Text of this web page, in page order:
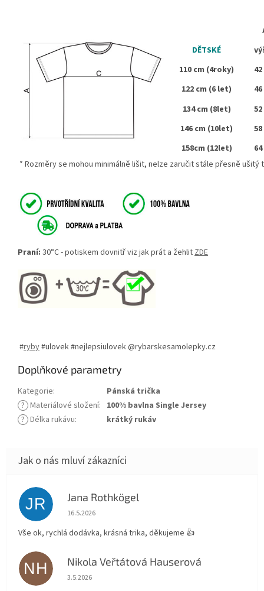
DĚTSKÉ
110 cm (4roky)
122 cm (6 let)
134 cm (8let)
146 cm (10let)
158cm (12let)
* Rozměry se mohou minimálně lišit, nelze zaručit stále přesně ušitý
Praní: 30°C - potiskem dovnitř viz jak prát a žehlit ZDE
#ryby#ulovek #nejlepsiulovek @rybarskesamolepky.cz
Doplňkové parametry
Kategorie:
Pánská trička
? Materiálové složení: 100% bavlna Single Jersey
? Délka rukávu: krátký rukáv
JR Jana Rothkögel
Hodnocení obchodu je 5 z 5 hvězdiček.
16.5.2026
Vše ok, rychlá dodávka, krásná trika, děkujeme 👍
NH Nikola Veřtátová Hauserová
Hodnocení obchodu je 5 z 5 hvězdiček.
3.5.2026